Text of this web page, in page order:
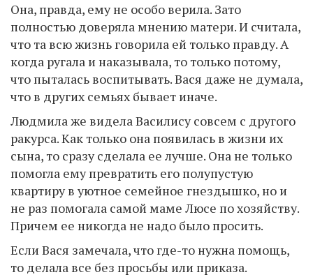
Она, правда, ему не особо верила. Зато
полностью доверяла мнению матери. И считала,
что та всю жизнь говорила ей только правду. А
когда ругала и наказывала, то только потому,
что пыталась воспитывать. Вася даже не думала,
что в других семьях бывает иначе.
Людмила же видела Василису совсем с другого
ракурса. Как только она появилась в жизни их
сына, то сразу сделала ее лучше. Она не только
помогла ему превратить его полупустую
квартиру в уютное семейное гнездышко, но и
не раз помогала самой маме Люсе по хозяйству.
Причем ее никогда не надо было просить.
Если Вася замечала, что где-то нужна помощь,
то делала все без просьбы или приказа.